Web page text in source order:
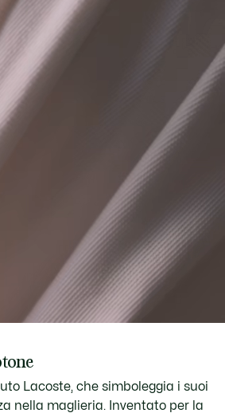
Lacoste, che simboleggia i suoi
nella maglieria. Inventato per la